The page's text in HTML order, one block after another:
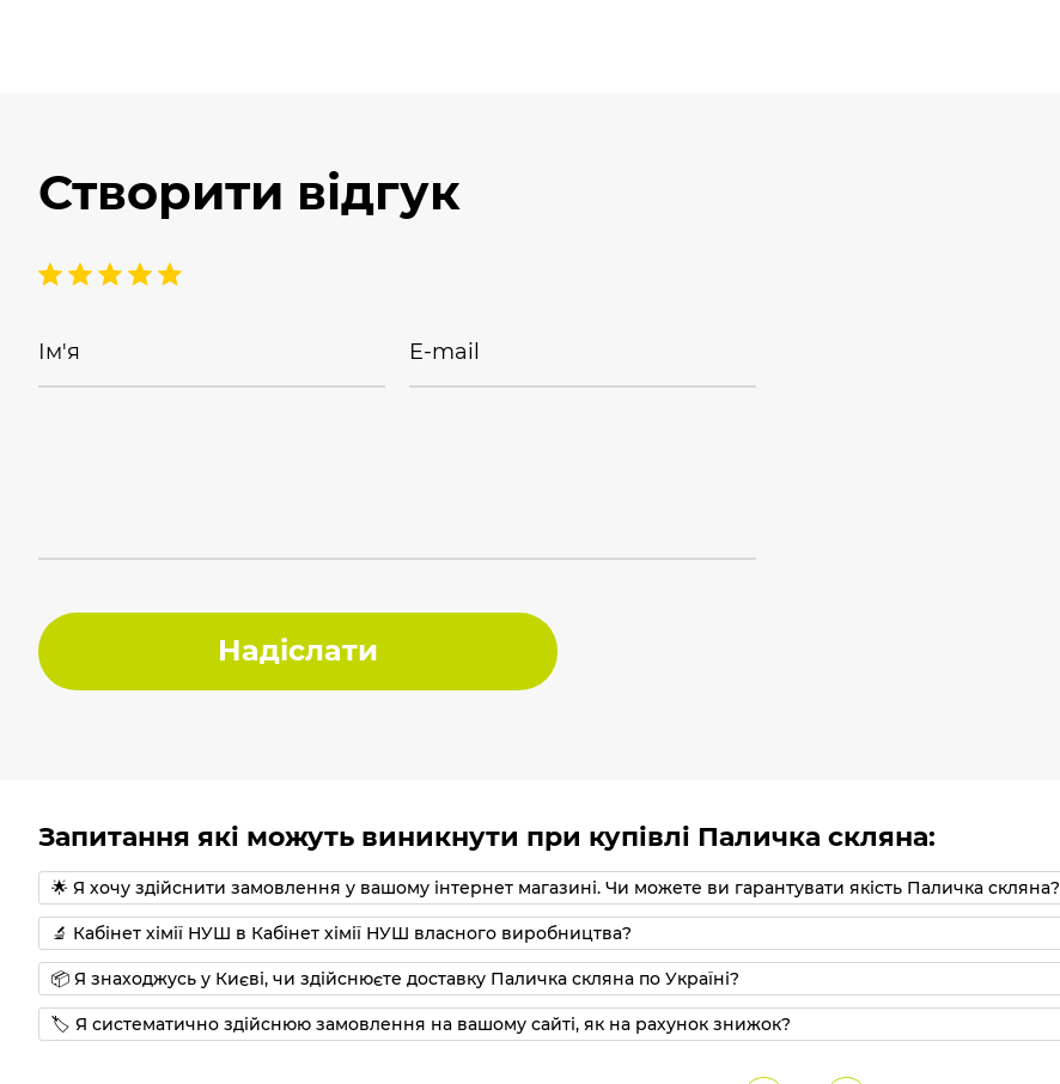
Створити відгук
Ім'я E-mail
Надіслати
Запитання які можуть виникнути при купівлі Паличка скляна:
🌟 Я хочу здійснити замовлення у вашому інтернет магазині. Чи можете ви гарантувати якість Паличка скляна?
🔬 Кабінет хімії НУШ в Кабінет хімії НУШ власного виробництва?
📦 Я знаходжусь у Києві, чи здійснюєте доставку Паличка скляна по Україні?
🏷 Я систематично здійснюю замовлення на вашому сайті, як на рахунок знижок?